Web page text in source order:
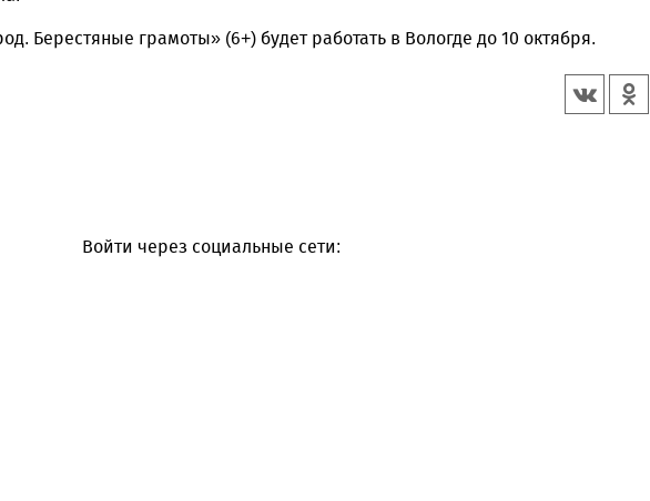
Берестяные грамоты» (6+) будет работать в Вологде до 10 октября.
Войти через социальные сети: